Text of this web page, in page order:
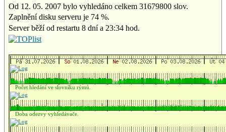
Od 12. 05. 2007 bylo vyhledáno celkem 31679800 slov.
Zaplnění disku serveru je 74 %.
Server běží od restartu 8 dní a 23:34 hod.
Počet hledání ve slovníku rýmů.
Doba odezvy vyhledávače.